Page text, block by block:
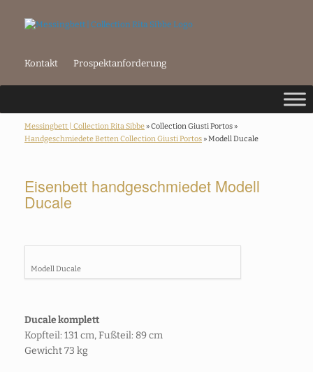
Kontakt Prospektanforderung
Messingbett | Collection Rita Sibbe» Collection Giusti Portos »
Handgeschmiedete Betten Collection Giusti Portos» Modell Ducale
Eisenbett handgeschmiedet Modell
Ducale
Modell Ducale
Ducale komplett
Kopfteil: 131 cm, Fußteil: 89 cm
Gewicht 73 kg